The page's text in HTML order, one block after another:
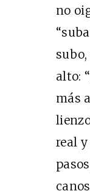
no
alto:
más
real